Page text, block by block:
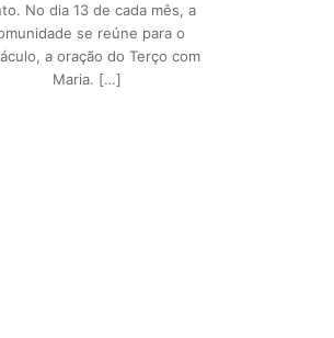
No dia 13 de cada mês, a
se reúne para o
a oração do Terço com
Maria. […]